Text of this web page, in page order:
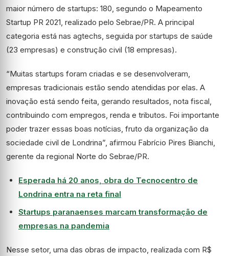
maior número de startups: 180, segundo o Mapeamento
Startup PR 2021, realizado pelo Sebrae/PR. A principal
categoria está nas agtechs, seguida por startups de saúde
(23 empresas) e construção civil (18 empresas).
“Muitas startups foram criadas e se desenvolveram,
empresas tradicionais estão sendo atendidas por elas. A
inovação está sendo feita, gerando resultados, nota fiscal,
contribuindo com empregos, renda e tributos. Foi importante
poder trazer essas boas notícias, fruto da organização da
sociedade civil de Londrina”, afirmou Fabrício Pires Bianchi,
gerente da regional Norte do Sebrae/PR.
Esperada há 20 anos, obra do Tecnocentro de
Londrina entra na reta final
Startups paranaenses marcam transformação de
empresas na pandemia
Nesse setor, uma das obras de impacto, realizada com R$